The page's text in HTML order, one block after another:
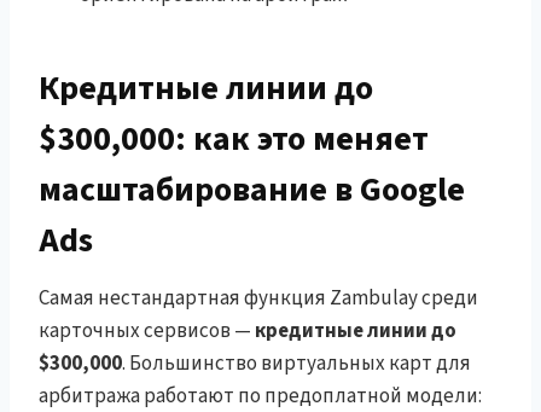
Кредитные линии до
$300,000: как это меняет
масштабирование в Google
Ads
Самая нестандартная функция Zambulay среди
карточных сервисов — кредитные линии до
$300,000. Большинство виртуальных карт для
арбитража работают по предоплатной модели: